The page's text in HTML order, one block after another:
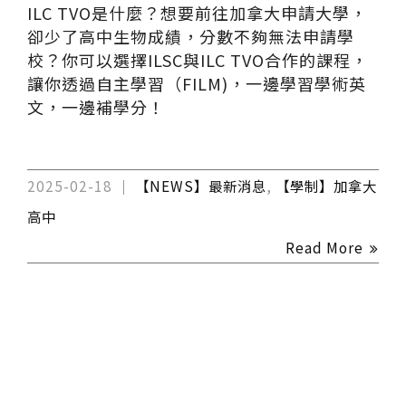
ILC TVO是什麼？想要前往加拿大申請大學，
卻少了高中生物成績，分數不夠無法申請學
校？你可以選擇ILSC與ILC TVO合作的課程，
讓你透過自主學習（FILM)，一邊學習學術英
文，一邊補學分！
2025-02-18 【NEWS】最新消息,
【學制】加拿大
高中
Read More